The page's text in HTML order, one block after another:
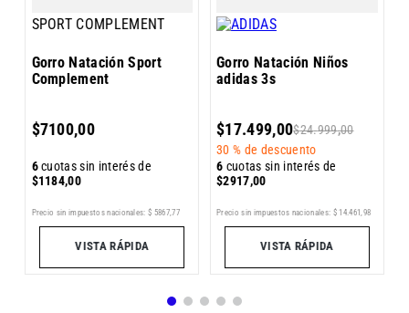
SPORT COMPLEMENT
Gorro Natación Sport
Complement
$7100,00
6cuotas sin interés de
$1184,00
Precio sin impuestos nacionales: $ 5867,77
VISTA RÁPIDA
Gorro Natación Niños
adidas 3s
$17.499,00$24.999,00
30 % de descuento
6 cuotas sin interés de
$2917,00
Precio sin impuestos nacionales: $ 14.461 98
VISTA RÁPIDA